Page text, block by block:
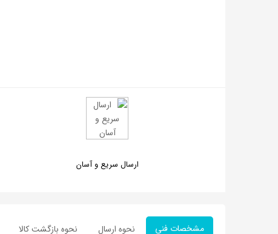
ارسال سریع و آسان
مشخصات فنی نحوه ارسال نحوه بازگشت کالا